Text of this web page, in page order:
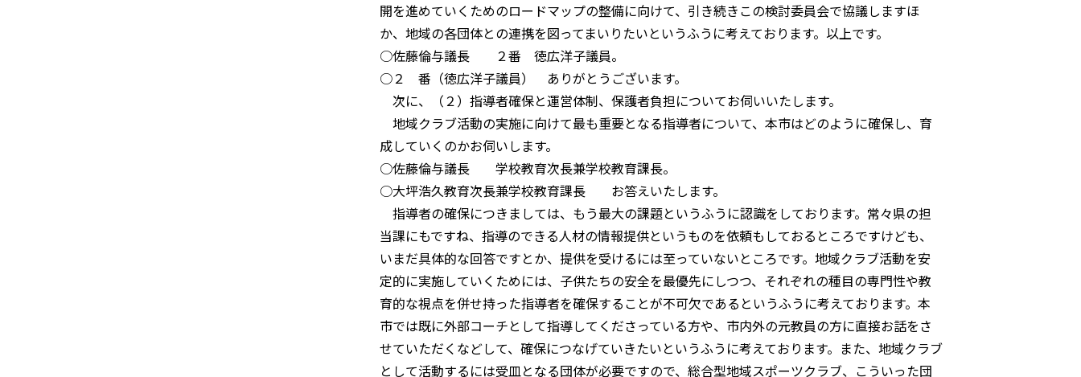
開を進めていくためのロードマップの整備に向けて、引き続きこの検討委員会で協議しますほ
か、地域の各団体との連携を図ってまいりたいというふうに考えております。以上です。
○佐藤倫与議長 ２番 徳広洋子議員。
○２ 番（徳広洋子議員） ありがとうございます。
次に、（２）指導者確保と運営体制、保護者負担についてお伺いいたします。
地域クラブ活動の実施に向けて最も重要となる指導者について、本市はどのように確保し、育
成していくのかお伺いします。
○佐藤倫与議長 学校教育次長兼学校教育課長。
○大坪浩久教育次長兼学校教育課長 お答えいたします。
指導者の確保につきましては、もう最大の課題というふうに認識をしております。常々県の担
当課にもですね、指導のできる人材の情報提供というものを依頼もしておるところですけども、
いまだ具体的な回答ですとか、提供を受けるには至っていないところです。地域クラブ活動を安
定的に実施していくためには、子供たちの安全を最優先にしつつ、それぞれの種目の専門性や教
育的な視点を併せ持った指導者を確保することが不可欠であるというふうに考えております。本
市では既に外部コーチとして指導してくださっている方や、市内外の元教員の方に直接お話をさ
せていただくなどして、確保につなげていきたいというふうに考えております。また、地域クラブ
として活動するには受皿となる団体が必要ですので、総合型地域スポーツクラブ、こういった団